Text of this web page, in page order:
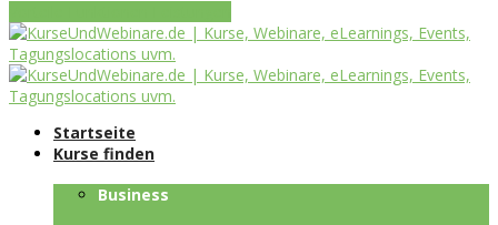
Startseite
Kurse finden
Business